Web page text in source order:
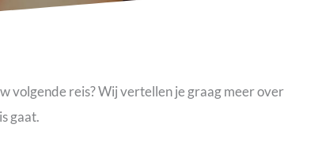
volgende reis? Wij vertellen je graag meer over
gaat.